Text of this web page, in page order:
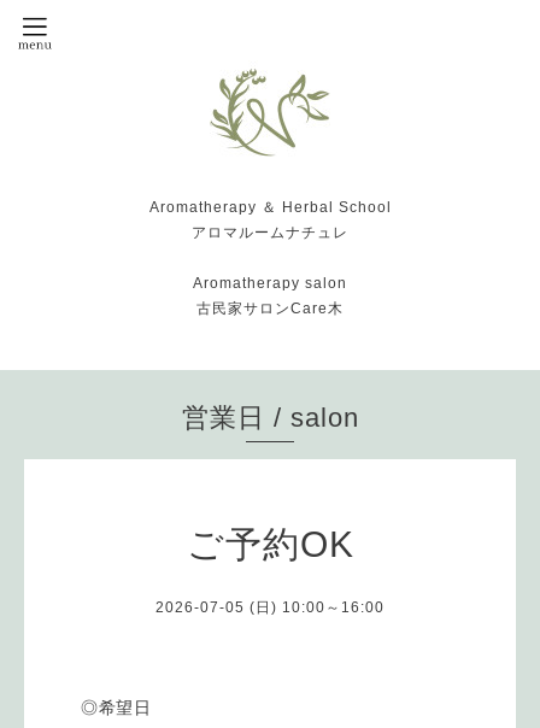
Aromatherapy ＆ Herbal School
アロマルームナチュレ
Aromatherapy salon
古民家サロンCare木
営業日 / salon
ご予約OK
2026-07-05 (日) 10:00～16:00
◎希望日